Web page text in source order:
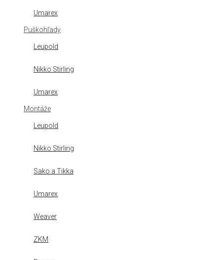
Umarex
Puškohľady
Leupold
Nikko Stirling
Umarex
Montáže
Leupold
Nikko Stirling
Sako a Tikka
Umarex
Weaver
ZKM